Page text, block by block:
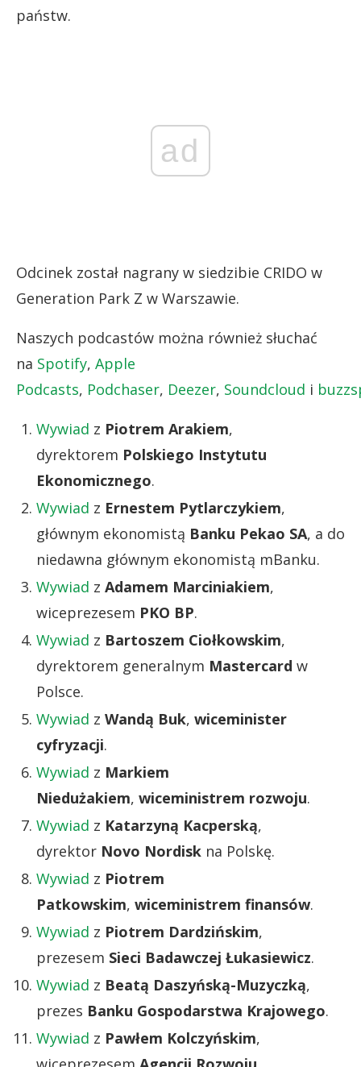
państw.
ad
Odcinek został nagrany w siedzibie CRIDO w
Generation Park Z w Warszawie.
Naszych podcastów można również słuchać
na Spotify, Apple
Podcasts, Podchaser, Deezer, Soundcloud i
Wywiad z Piotrem Arakiem,
dyrektorem Polskiego Instytutu
Ekonomicznego.
Wywiad z Ernestem Pytlarczykiem,
głównym ekonomistą Banku Pekao SA, a do
niedawna głównym ekonomistą mBanku.
Wywiad z Adamem Marciniakiem,
wiceprezesem PKO BP.
Wywiad z Bartoszem Ciołkowskim,
dyrektorem generalnym Mastercard w
Polsce.
Wywiad z Wandą Buk, wiceminister
cyfryzacji.
Wywiad z Markiem
Niedużakiem, wiceministrem rozwoju.
Wywiad z Katarzyną Kacperską,
dyrektor Novo Nordisk na Polskę.
Wywiad z Piotrem
Patkowskim, wiceministrem finansów.
Wywiad z Piotrem Dardzińskim,
prezesem Sieci Badawczej Łukasiewicz.
Wywiad z Beatą Daszyńską-Muzyczką,
prezes Banku Gospodarstwa Krajowego.
Wywiad z Pawłem Kolczyńskim,